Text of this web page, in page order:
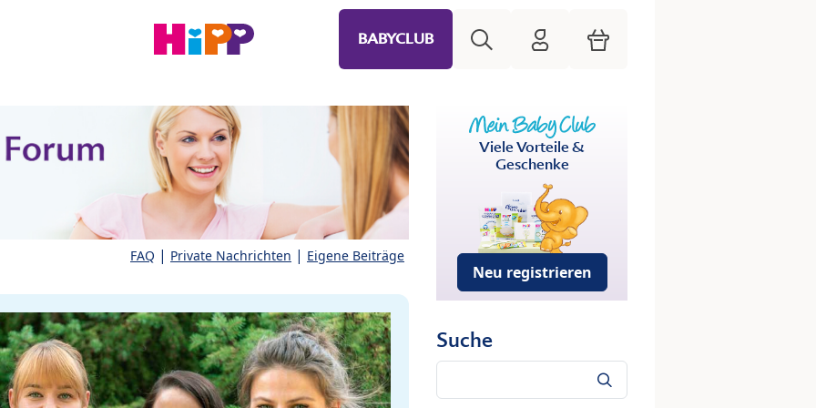
BABYCLUB HiPP Mein Babyclub
Warenkorb
FAQ | Private Nachrichten | Eigene Beiträge
Viele Vorteile &
Geschenke
Neu registrieren
Suche